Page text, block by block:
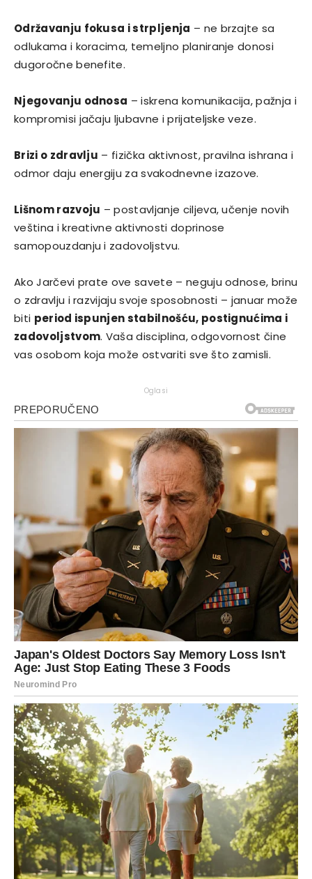
Održavanju fokusa i strpljenja – ne brzajte sa
odlukama i koracima, temeljno planiranje donosi
dugoročne benefite.
Njegovanju odnosa – iskrena komunikacija, pažnja i
kompromisi jačaju ljubavne i prijateljske veze.
Brizi o zdravlju – fizička aktivnost, pravilna ishrana i
odmor daju energiju za svakodnevne izazove.
Lišnom razvoju – postavljanje ciljeva, učenje novih
veština i kreativne aktivnosti doprinose
samopouzdanju i zadovoljstvu.
Ako Jarčevi prate ove savete – neguju odnose, brinu
o zdravlju i razvijaju svoje sposobnosti – januar može
biti period ispunjen stabilnošću, postignućima i
zadovoljstvom. Vaša disciplina, odgovornost čine
vas osobom koja može ostvariti sve što zamisli.
Oglasi